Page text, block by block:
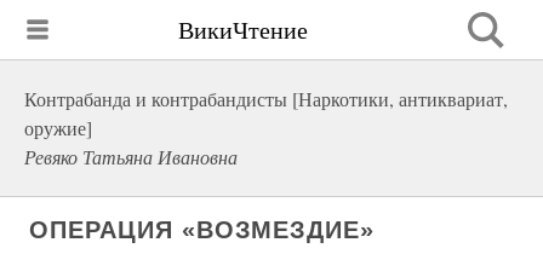
ВикиЧтение
Контрабанда и контрабандисты [Наркотики, антиквариат,
оружие]
Ревяко Татьяна Ивановна
ОПЕРАЦИЯ «ВОЗМЕЗДИЕ»